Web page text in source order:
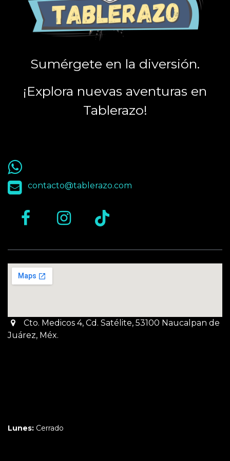
Sumérgete en la diversión.
¡Explora nuevas aventuras en
Tablerazo!
55 9563 4848
contacto@tablerazo.com
Cto. Medicos 4, Cd. Satélite, 53100 Naucalpan de
Juárez, Méx.
Lunes: Cerrado